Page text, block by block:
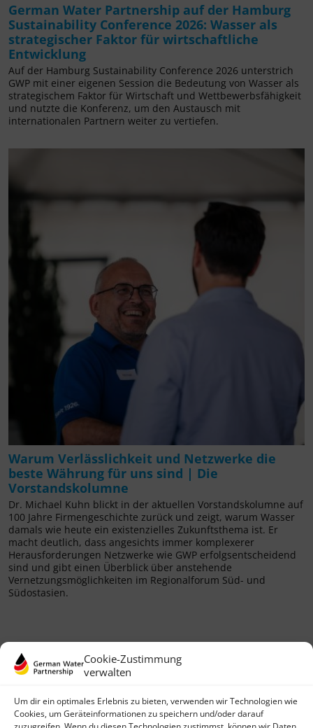
Cookie-Zustimmung
verwalten
Um dir ein optimales Erlebnis zu bieten, verwenden wir Technologien wie
Cookies, um Geräteinformationen zu speichern und/oder darauf
German Water Partnership auf der Hamburg
Sustainability Conference 2026: Wasser als
strategischer Faktor für wirtschaftliche
Entwicklung
Auf der Hamburg Sustainability Conference 2026 unterstrich
GWP mit einer eigenen Session die Bedeutung von Wasser als
strategischem Faktor für Wirtschaft und Wettbewerbsfähigkeit
und nutzte die Konferenz, um den Austausch mit
internationalen Partnern weiter zu vertiefen.
Warum Verlässlichkeit und Netzwerke die
beste Währung für uns sind | Die
Vorstandskolumne
Dr. Michael Kuhn blickt in der aktuellen Vorstandskolumne auf
100 Jahre Firmengeschichte zurück und zeigt, warum Wasser
damals wie heute ein existenzielles Zukunftsthema ist. Er
macht deutlich, dass angesichts immer komplexerer
Herausforderungen Netzwerke wie GWP erfolgsentscheidend
sind und gibt einen Überblick über anstehende
Vernetzungsmöglichkeiten im Regionalforum Süd- und
Südostasien.